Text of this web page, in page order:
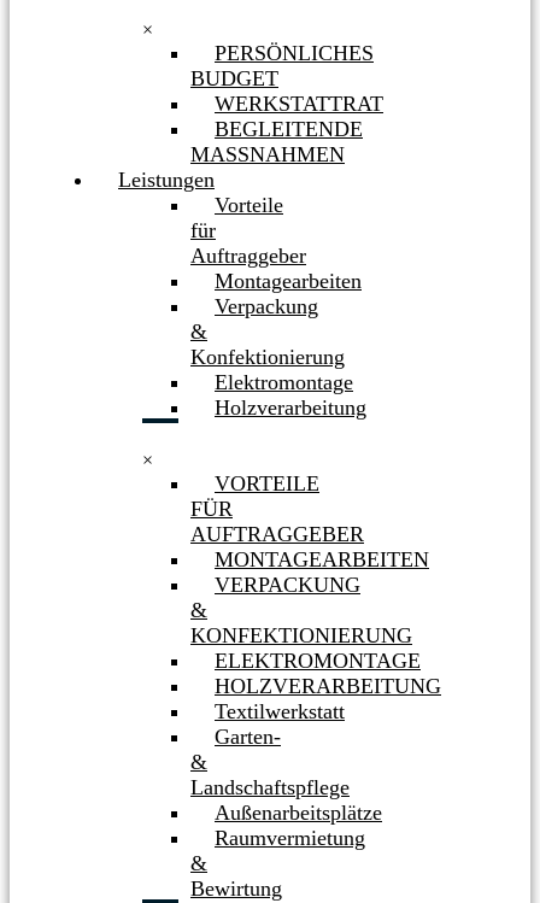
×
PERSÖNLICHES
BUDGET
WERKSTATTRAT
BEGLEITENDE
MASSNAHMEN
Leistungen
Vorteile
für
Auftraggeber
Montagearbeiten
Verpackung
&
Konfektionierung
Elektromontage
Holzverarbeitung
×
VORTEILE
FÜR
AUFTRAGGEBER
MONTAGEARBEITEN
VERPACKUNG
&
KONFEKTIONIERUNG
ELEKTROMONTAGE
HOLZVERARBEITUNG
Textilwerkstatt
Garten-
&
Landschaftspflege
Außenarbeitsplätze
Raumvermietung
&
Bewirtung